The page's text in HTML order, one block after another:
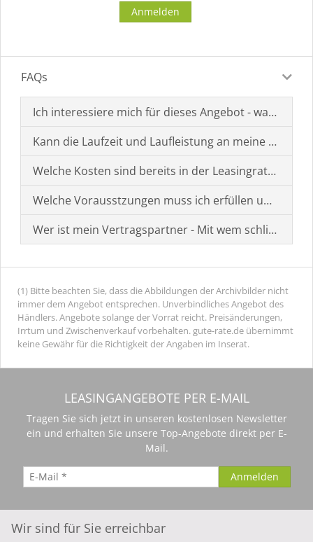
FAQs
Ich interessiere mich für dieses Angebot - was muss
Kann die Laufzeit und Laufleistung an meine
Welche Kosten sind bereits in der Leasingrate
Welche Vorausstzungen muss ich erfüllen um einen
Wer ist mein Vertragspartner - Mit wem schließe ich
(1) Bitte beachten Sie, dass die Abbildungen der Archivbilder nicht
immer dem Angebot entsprechen. Unverbindliches Angebot des
Händlers. Angebote solange der Vorrat reicht. Preisänderungen,
Irrtum und Zwischenverkauf vorbehalten. gute-rate.de übernimmt
keine Gewähr für die Richtigkeit der Angaben im Inserat.
LEASINGANGEBOTE PER E-MAIL
Tragen Sie sich jetzt in unseren kostenlosen Newsletter
ein und erhalten Sie unsere Top-Angebote direkt per E-
Mail.
Wir sind für Sie erreichbar